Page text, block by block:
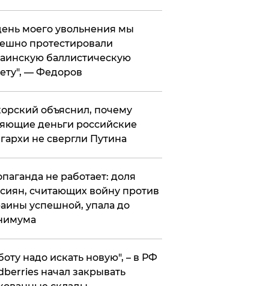
моего увольнения мы
протестировали
баллистическую
— Федоров
объяснил, почему
деньги российские
не свергли Путина
не работает: доля
считающих войну против
успешной, упала до
надо искать новую", – в РФ
начал закрывать